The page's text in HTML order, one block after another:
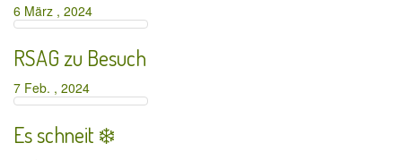
6 März , 2024
RSAG zu Besuch
7 Feb. , 2024
Es schneit ❄️